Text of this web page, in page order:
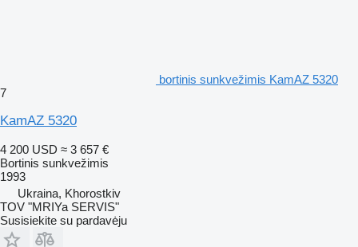
bortinis sunkvežimis KamAZ 5320
7
KamAZ 5320
4 200 USD ≈ 3 657 €
Bortinis sunkvežimis
1993
Ukraina, Khorostkiv
TOV "MRIYa SERVIS"
Susisiekite su pardavėju